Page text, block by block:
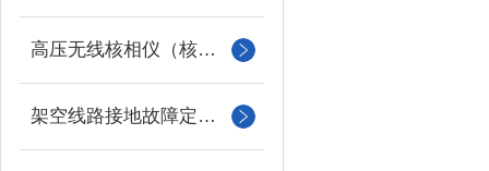
高压无线核相仪（核相器）
架空线路接地故障定位仪